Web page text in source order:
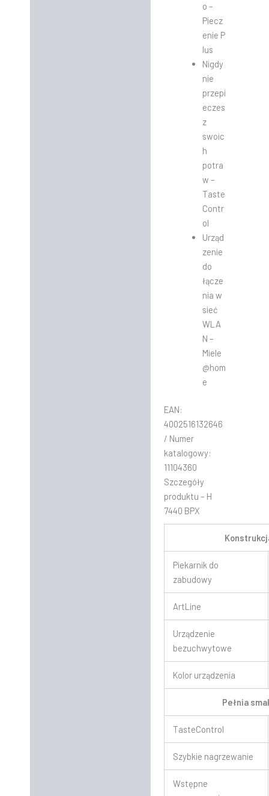
o –
Piecz
enie P
lus
​Nigdy
nie
przepi
eczes
z
swoic
h
potra
w –
Taste
Contr
ol
Urząd
zenie
do
łącze
nia w
sieć
WLA
N –
Miele
@hom
e
EAN:
4002516132646
/ Numer
katalogowy:
11104360
Szczegóły
produktu – H
7440 BPX
Piekarnik do
zabudowy
ArtLine
Urządzenie
bezuchwytowe
Kolor urządzenia
Pełnia
TasteControl
Szybkie nagrzewanie
Wstępne